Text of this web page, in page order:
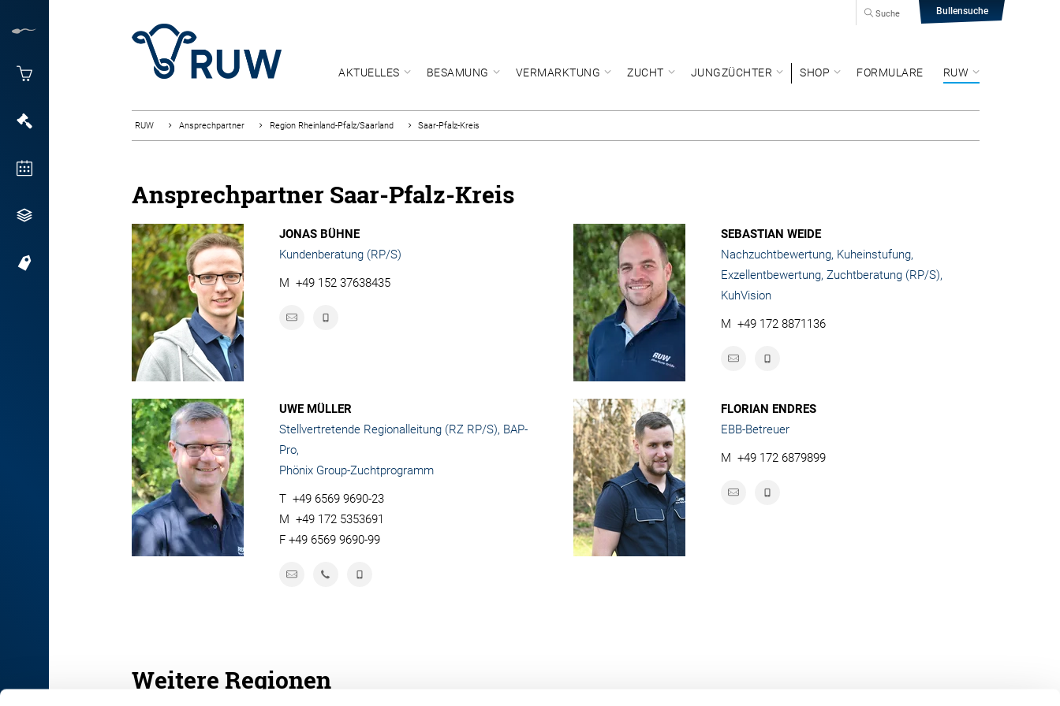
Bullensuche
Suche
AKTUELLES BESAMUNG VERMARKTUNG ZUCHT JUNGZÜCHTER SHOP FORMULARE RUW
RUW Ansprechpartner Region Rheinland-Pfalz/Saarland Saar-Pfalz-Kreis
Ansprechpartner Saar-Pfalz-Kreis
JONAS BÜHNE
Kundenberatung (RP/S)
M +49 152 37638435
SEBASTIAN WEIDE
Nachzuchtbewertung, Kuheinstufung,
Exzellentbewertung, Zuchtberatung (RP/S),
KuhVision
M +49 172 8871136
UWE MÜLLER
Stellvertretende Regionalleitung (RZ RP/S), BAP-
Pro,
Phönix Group-Zuchtprogramm
T +49 6569 9690-23
M +49 172 5353691
F+49 6569 9690-99
FLORIAN ENDRES
EBB-Betreuer
M +49 172 6879899
Weitere Regionen